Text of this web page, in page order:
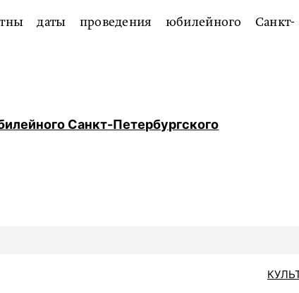
даты проведения юбилейного Санкт-
Санкт-Петербургского